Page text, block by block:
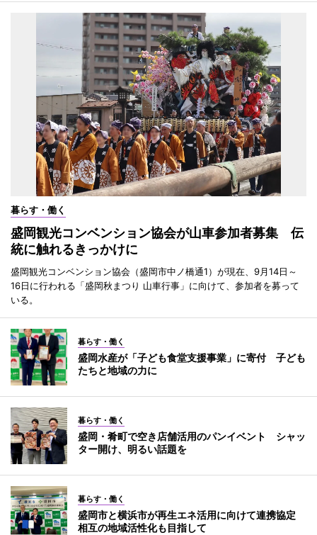
暮らす・働く
盛岡観光コンベンション協会が山車参加者募集 伝
統に触れるきっかけに
盛岡観光コンベンション協会（盛岡市中ノ橋通1）が現在、9月14日～
16日に行われる「盛岡秋まつり 山車行事」に向けて、参加者を募って
いる。
暮らす・働く
盛岡水産が「子ども食堂支援事業」に寄付 子ども
たちと地域の力に
暮らす・働く
盛岡・肴町で空き店舗活用のパンイベント シャッ
ター開け、明るい話題を
暮らす・働く
盛岡市と横浜市が再生エネ活用に向けて連携協定
相互の地域活性化も目指して